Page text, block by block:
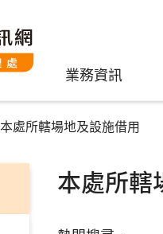
業務資訊
本處所轄場地及設施借用
本處所轄